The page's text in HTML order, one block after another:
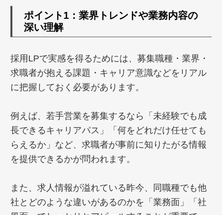
ポイント1：業界トレンドや業務内容の
深い理解
採用LPで実感を得るためには、募集職種・業界・
求職者が抱える課題・キャリア意識などをリアル
に把握しておく必要があります。
例えば、若手営業を募集するなら「未経験でも成
長できるキャリアパス」「何をどれだけ任せても
らえるか」など、求職者が事前に知りたがる情報
を提供できるかが問われます。
また、求人情報が溢れている昨今、同職種でも他
社とどのような違いがあるのかを「業務面」「社